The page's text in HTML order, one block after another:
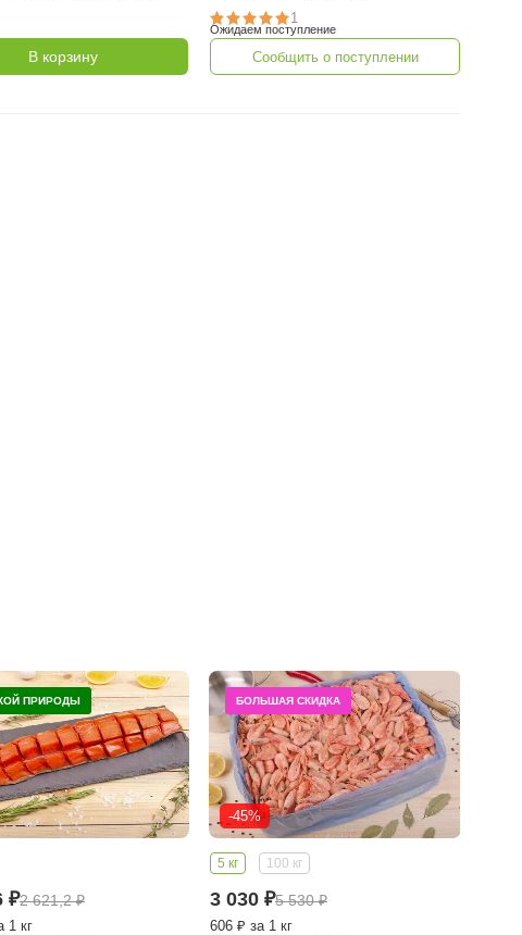
В корзину
1
Ожидаем поступление
Сообщить о поступлении
ПРИРОДЫ
₽2 621,2₽
1 кг
БОЛЬШАЯ СКИДКА
-45%
5 кг 100 кг
3 030 ₽5 530₽
606 ₽ за 1 кг